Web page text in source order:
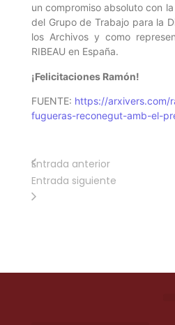
un compromiso absoluto con
del Grupo de Trabajo para la
los Archivos y como
RIBEAU en España.
¡Felicitaciones Ramón!
FUENTE: https://arxivers.com/
fugueras-reconegut-amb-el-
Entrada anterior
Entrada siguiente